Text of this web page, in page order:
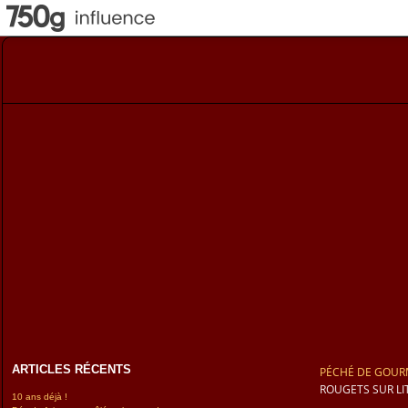
ARTICLES RÉCENTS
10 ans déjà !
PÉCHÉ DE
ROUGETS SUR